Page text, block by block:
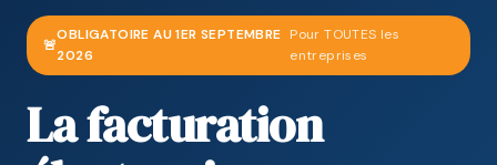
🚨
OBLIGATOIRE AU 1ER SEPTEMBRE
2026
Pour TOUTES les
entreprises
La facturation